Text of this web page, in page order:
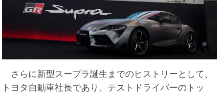
さらに新型スープラ誕生までのヒストリーとして、
トヨタ自動車社長であり、テストドライバーのトッ